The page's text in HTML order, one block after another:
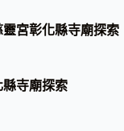
宮彰化縣寺廟探索
寺廟探索